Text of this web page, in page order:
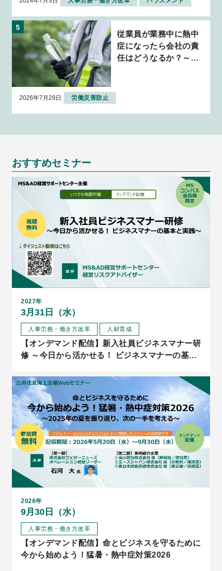
従業員が業務中に熱中
症になったら会社の責
任はどうなるか？～判
2026年7月29日 労働災害防止
おすすめセミナー
2027年
3月31日（水）
人事労務・働き方改革 人材育成
【オンデマンド配信】新入社員ビジネスマナー研
修 ～今日から活かせる！ ビジネスマナーの基本
2026年
9月30日（水）
人事労務・働き方改革
【オンデマンド配信】命とビジネスを守るために
今から始めよう！猛暑・熱中症対策2026